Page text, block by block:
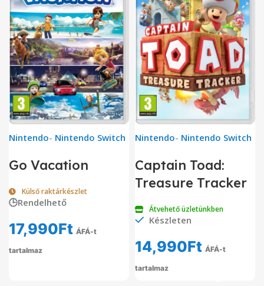
Nintendo- Nintendo Switch
Go Vacation
Külső raktárkészlet
🕒Rendelhető
17,990Ft ÁFÁ-t
tartalmaz
Nintendo- Nintendo Switch
Captain Toad:
Treasure Tracker
Átvehető üzletünkben
Készleten
14,990Ft ÁFÁ-t
tartalmaz